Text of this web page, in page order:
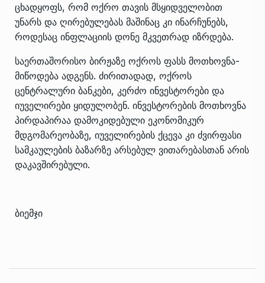
ცხადყოფს, რომ ოქრო თავის მსყიდველობით
უნარს და ღირებულებას მაშინაც კი ინარჩუნებს,
როდესაც ინფლაციის დონე მკვეთრად იზრდება.
საერთაშორისო ბირჟაზე ოქროს ფასს მოთხოვნა-
მიწოდება ადგენს. ძირითადად, ოქროს
ცენტრალური ბანკები, კერძო ინვესტორები და
იუველირები ყიდულობენ. ინვესტორების მოთხოვნა
პირდაპირაა დამოკიდებული ეკონომიკურ
მდგომარეობაზე, იუველირების ქცევა კი ძვირფასი
სამკაულების ბაზარზე არსებულ ვითარებასთან არის
დაკავშირებული.
ბიემჯი